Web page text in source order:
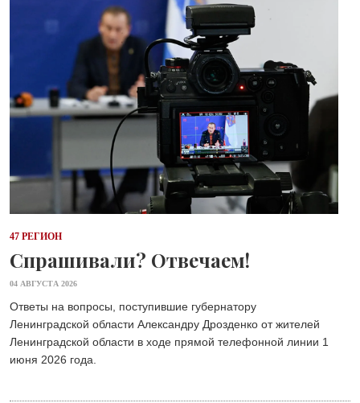
47 РЕГИОН
Спрашивали? Отвечаем!
04 АВГУСТА 2026
Ответы на вопросы, поступившие губернатору
Ленинградской области Александру Дрозденко от жителей
Ленинградской области в ходе прямой телефонной линии 1
июня 2026 года.